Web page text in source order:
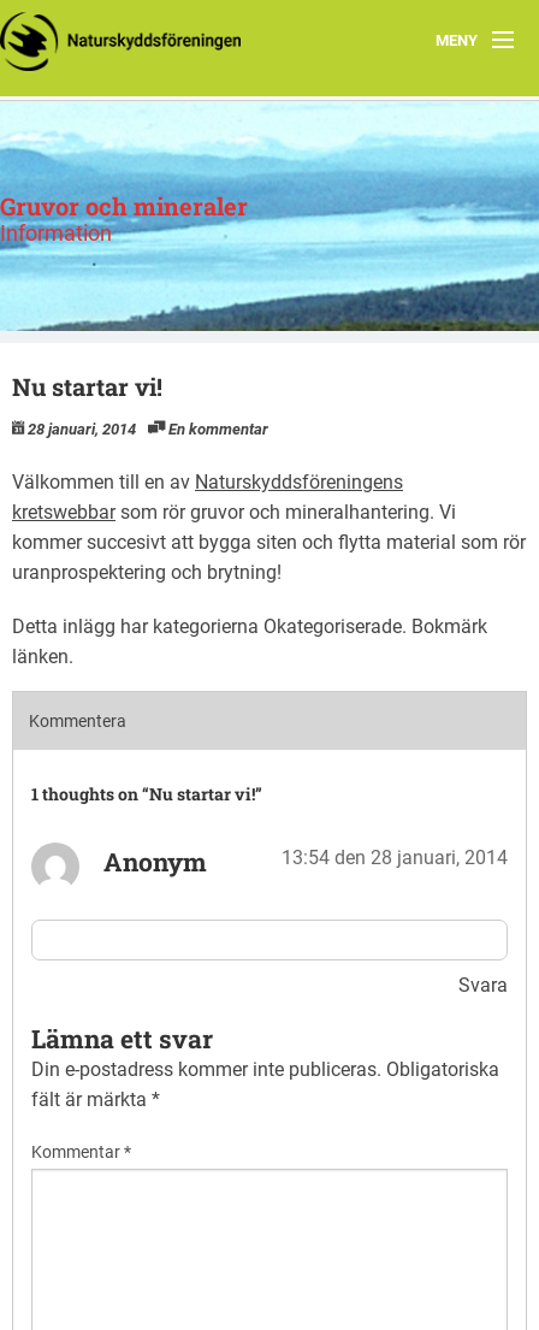
MENY
Hem
Mineralprospektering
Uranprospektering
Gruvor och mineraler
Information
Nu startar vi!
28 januari, 2014 En kommentar
Välkommen till en av Naturskyddsföreningens
kretswebbarsom rör gruvor och mineralhantering. Vi
kommer succesivt att bygga siten och flytta material som rör
uranprospektering och brytning!
Detta inlägg har kategorierna Okategoriserade. Bokmärk
länken.
Kommentera
1 thoughts on “Nu startar vi!”
Anonym 13:54 den 28 januari, 2014
Svara
Lämna ett svar
Din e-postadress kommer inte publiceras. Obligatoriska
fält är märkta *
Kommentar*